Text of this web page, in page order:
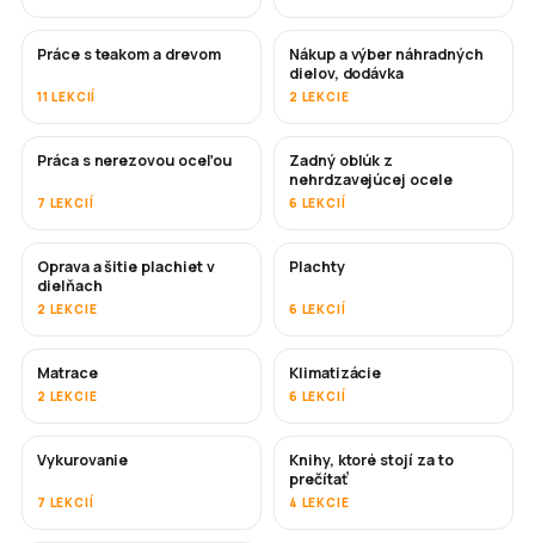
Práce s teakom a drevom
11 LEKCIÍ
ČOSKORO
Nákup a výber náhradných
dielov, dodávka
2 LEKCIE
ČOSKORO
Práca s nerezovou oceľou
7 LEKCIÍ
Zadný oblúk z
nehrdzavejúcej ocele
6 LEKCIÍ
ČOSKORO
Oprava a šitie plachiet v
dielňach
2 LEKCIE
Plachty
6 LEKCIÍ
Matrace
2 LEKCIE
ČOSKORO
Klimatizácie
6 LEKCIÍ
ČOSKORO
Vykurovanie
7 LEKCIÍ
ČOSKORO
Knihy, ktoré stojí za to
prečítať
4 LEKCIE